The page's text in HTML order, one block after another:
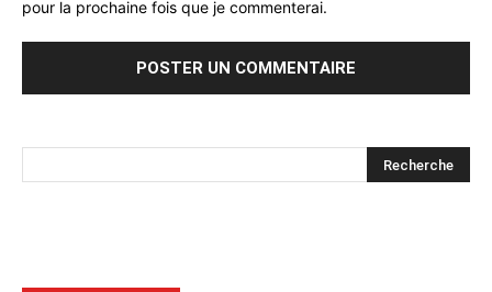
pour la prochaine fois que je commenterai.